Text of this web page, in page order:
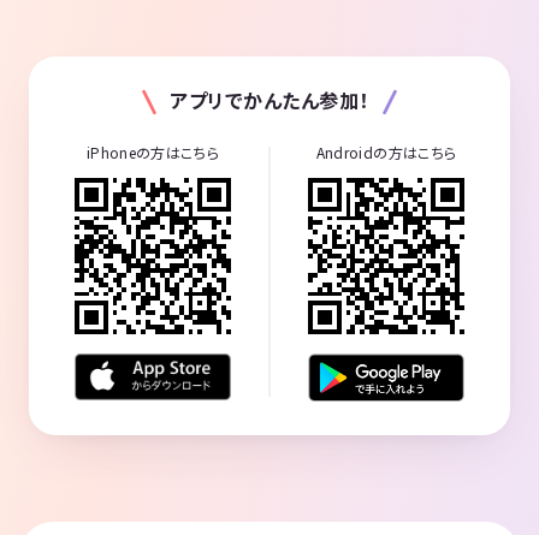
アプリでかんたん参加！
iPhoneの方はこちら Androidの方はこちら